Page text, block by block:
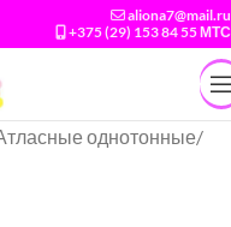
aliona7@mail.ru
+375 (29) 153 84 55 МТС
однотонные/